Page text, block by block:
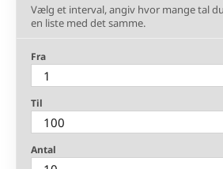
Vælg et interval, angiv hvor mange tal
en liste med det samme.
Fra
Til
Antal